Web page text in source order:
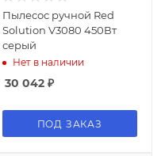
Пылесос ручной Red
Solution V3080 450Вт
серый
Нет в наличии
30 042₽
ПОД ЗАКАЗ